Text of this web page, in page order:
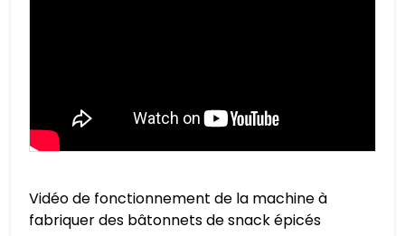
Vidéo de fonctionnement de la machine à
fabriquer des bâtonnets de snack épicés